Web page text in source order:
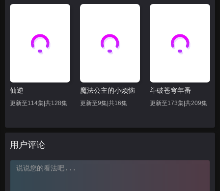
75 76 77
84 85 86
90
93
仙逆
更新至114集|共128集
魔法公主的小烦恼
更新至9集|共16集
斗破苍穹年番
更新至173集|共209集
用户评论